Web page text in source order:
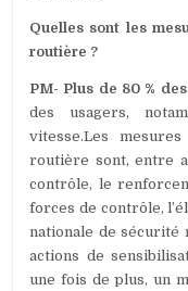
Quelles sont les
routière ?
PM- Plus de 80 %
des usagers,
vitesse.Les
routière sont, entre
contrôle, le
forces de contrôle,
nationale de sécurité
actions de
une fois de plus, un